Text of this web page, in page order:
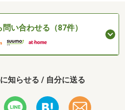
い合わせる（87件）
知らせる / 自分に送る